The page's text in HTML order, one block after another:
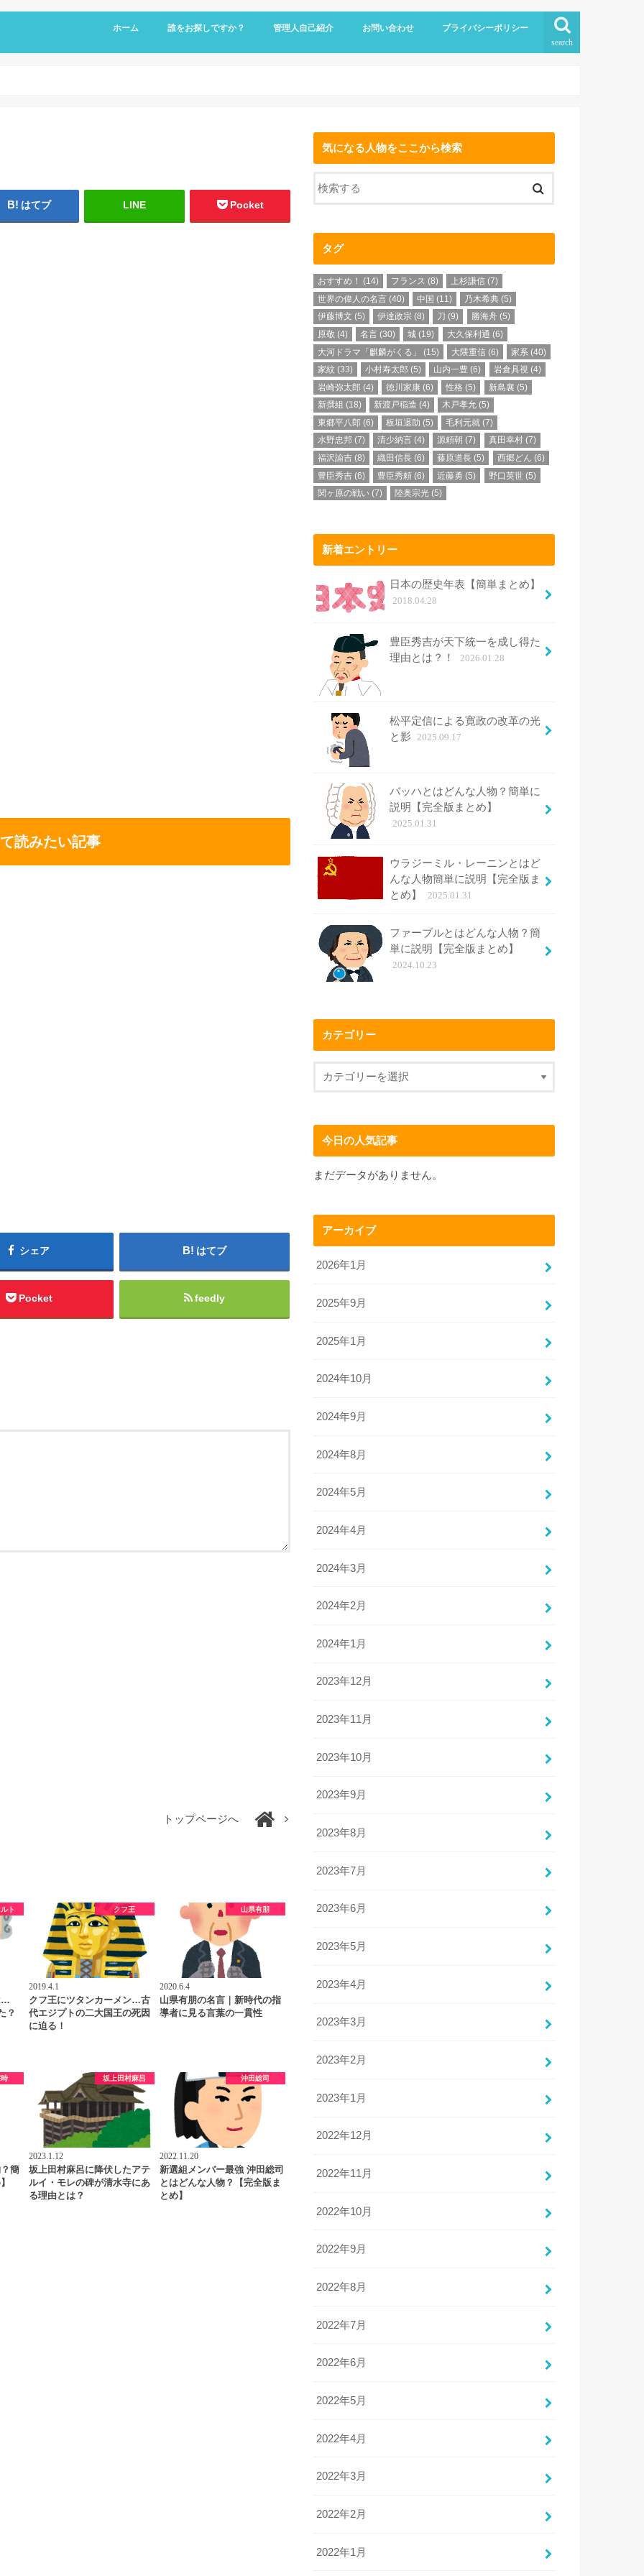
search
ホーム 誰をお探しですか？ 管理人自己紹介 お問い合わせ プライバシーポリシー
はてブ LINE Pocket
読みたい記事
シェア はてブ
Pocket feedly
トップページへ
ト
…
？
クフ王
2019.4.1
クフ王にツタンカーメン…古
代エジプトの二大国王の死因
に迫る！
山県有朋
2020.6.4
山県有朋の名言｜新時代の指
導者に見る言葉の一貫性
簡
坂上田村麻呂
2023.1.12
坂上田村麻呂に降伏したアテ
ルイ・モレの碑が清水寺にあ
る理由とは？
沖田総司
2022.11.20
新選組メンバー最強 沖田総司
とはどんな人物？【完全版ま
とめ】
気になる人物をここから検索
タグ
おすすめ！ (14) フランス (8) 上杉謙信 (7)
世界の偉人の名言 (40) 中国 (11) 乃木希典 (5)
伊藤博文 (5) 伊達政宗 (8) 刀 (9) 勝海舟(5)
原敬 (4) 名言 (30) 城 (19) 大久保利通 (6)
大河ドラマ「麒麟がくる」
(15) 大隈重信 (6) 家系 (40)
家紋 (33) 小村寿太郎 (5) 山内一豊 (6) 岩倉具視(4)
岩崎弥太郎 (4) 徳川家康 (6) 性格 (5) 新島襄 (5)
新撰組 (18) 新渡戸稲造 (4) 木戸孝允 (5)
東郷平八郎 (6) 板垣退助 (5) 毛利元就 (7)
水野忠邦 (7) 清少納言 (4) 源頼朝 (7) 真田幸村(7)
福沢諭吉 (8) 織田信長 (6) 藤原道長 (5) 西郷どん (6)
豊臣秀吉 (6) 豊臣秀頼 (6) 近藤勇 (5) 野口英世(5)
関ヶ原の戦い (7) 陸奥宗光 (5)
新着エントリー
日本の歴史年表【簡単まとめ】
2018.04.28
豊臣秀吉が天下統一を成し得た
理由とは？！
2026.01.28
松平定信による寛政の改革の光
と影
2025.09.17
バッハとはどんな人物？簡単に
説明【完全版まとめ】
2025.01.31
ウラジーミル・レーニンとはど
んな人物簡単に説明【完全版ま
とめ】
2025.01.31
ファーブルとはどんな人物？簡
単に説明【完全版まとめ】
2024.10.23
カテゴリー
今日の人気記事
まだデータがありません。
アーカイブ
2026年1月
2025年9月
2025年1月
2024年10月
2024年9月
2024年8月
2024年5月
2024年4月
2024年3月
2024年2月
2024年1月
2023年12月
2023年11月
2023年10月
2023年9月
2023年8月
2023年7月
2023年6月
2023年5月
2023年4月
2023年3月
2023年2月
2023年1月
2022年12月
2022年11月
2022年10月
2022年9月
2022年8月
2022年7月
2022年6月
2022年5月
2022年4月
2022年3月
2022年2月
2022年1月